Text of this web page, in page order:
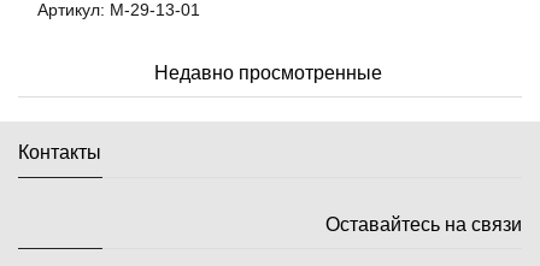
Артикул: М-29-13-01
Недавно просмотренные
Контакты
Оставайтесь на связи